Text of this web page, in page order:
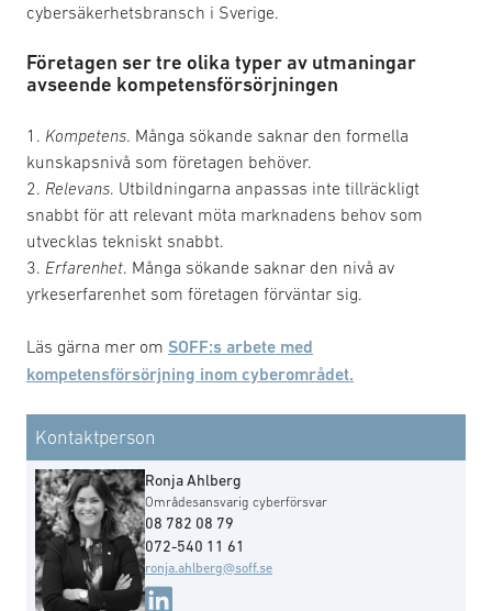
cybersäkerhetsbransch i Sverige.
Företagen ser tre olika typer av utmaningar
avseende kompetensförsörjningen
1. Kompetens. Många sökande saknar den formella
kunskapsnivå som företagen behöver.
2. Relevans. Utbildningarna anpassas inte tillräckligt
snabbt för att relevant möta marknadens behov som
utvecklas tekniskt snabbt.
3. Erfarenhet. Många sökande saknar den nivå av
yrkeserfarenhet som företagen förväntar sig.
Läs gärna mer om SOFF:s arbete med
kompetensförsörjning inom cyberområdet.
Kontaktperson
Ronja Ahlberg
Områdesansvarig cyberförsvar
08 782 08 79
072-540 11 61
ronja.ahlberg@soff.se